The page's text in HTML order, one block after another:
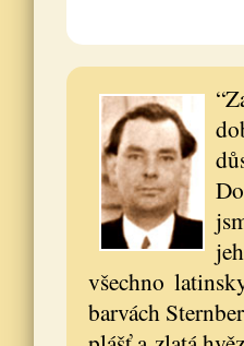
všechno
barvách